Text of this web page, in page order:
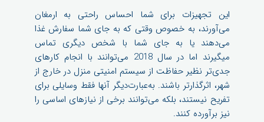
این تجهیزات برای شما احساس راحتی به ارمغان
می‌آورند، به خصوص وقتی که به جای شما سفارش غذا
می‌دهند یا به جای شما با شخص دیگری تماس
میگیرند اما در سال 2018 می‌توانند با انجام کارهای
جدی‌تر نظیر حفاظت از سیستم امنیتی منزل در خارج از
شهر، اثرگذارتر باشند. به‌عبارت‌دیگر آنها فقط وسایلی برای
تفریح نیستند، بلکه می‌توانند برخی از نیازهای اساسی را
نیز برآورده کنند.